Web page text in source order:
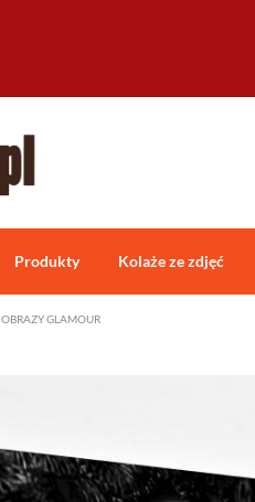
Produkty Kolaże ze zdjęć
OBRAZY GLAMOUR